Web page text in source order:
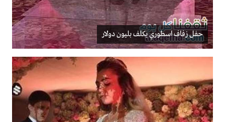
حفل زفاف اسطوري يكلف بليون دولار